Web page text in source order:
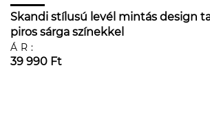
Skandi stílusú levél mintás design
piros sárga színekkel
ÁR:
39 990 Ft